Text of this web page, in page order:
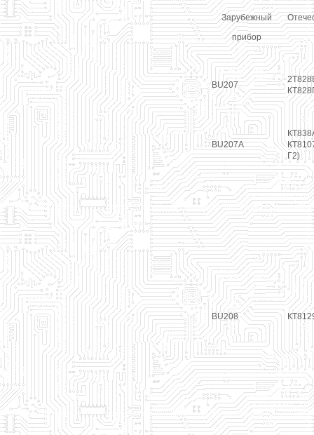
Зарубежный
прибор
BU207
BU207A
Г2)
BU208